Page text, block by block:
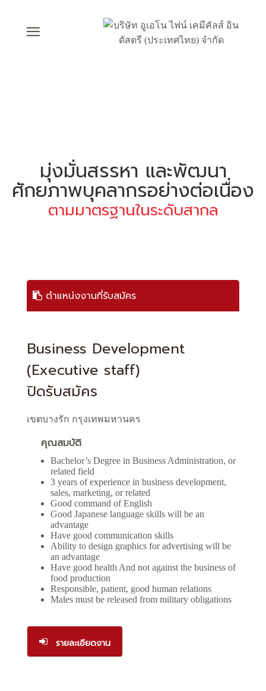
มุ่งมั่นสรรหา และพัฒนา
ศักยภาพบุคลากรอย่างต่อเนื่อง
ตามมาตรฐานในระดับสากล
ตำแหน่งงานที่รับสมัคร
Business Development
(Executive staff)
ปิดรับสมัคร
เขตบางรัก กรุงเทพมหานคร
คุณสมบัติ
Bachelor’s Degree in Business Administration, or
related field
3 years of experience in business development,
sales, marketing, or related
Good command of English
Good Japanese language skills will be an
advantage
Have good communication skills
Ability to design graphics for advertising will be
an advantage
Have good health And not against the business of
food production
Responsible, patient, good human relations
Males must be released from military obligations
รายละเอียดงาน